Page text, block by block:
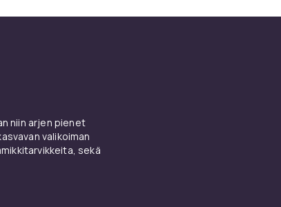
niin arjen pienet
valikoiman
sekä